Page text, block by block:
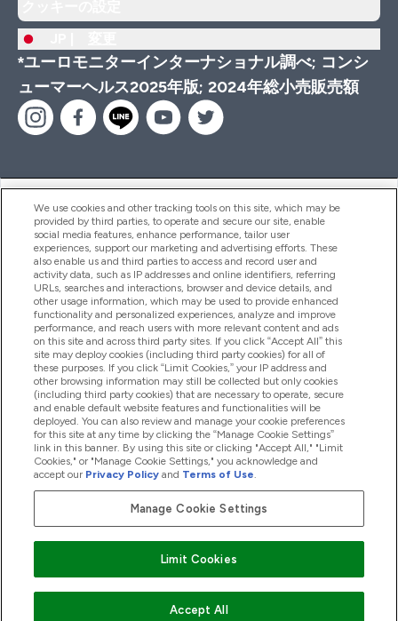
*ユーロモニターインターナショナル調べ; コンシ
ューマーヘルス2025年版; 2024年総小売販売額
ヘルプ＆ガイド
商品について
会社概要
特典＆ポイント
2026 The Hut.com Ltd
Pay with
We use cookies and other tracking tools on this site, which may be
provided by third parties, to operate and secure our site, enable
social media features, enhance performance, tailor user
experiences, support our marketing and advertising efforts. These
also enable us and third parties to access and record user and
activity data, such as IP addresses and online identifiers, referring
URLs, searches and interactions, browser and device details, and
other usage information, which may be used to provide enhanced
functionality and personalized experiences, analyze and improve
performance, and reach users with more relevant content and ads
on this site and across third party sites. If you click “Accept All” this
site may deploy cookies (including third party cookies) for all of
these purposes. If you click “Limit Cookies,” your IP address and
other browsing information may still be collected but only cookies
(including third party cookies) that are necessary to operate, secure
and enable default website features and functionalities will be
deployed. You can also review and manage your cookie preferences
for this site at any time by clicking the “Manage Cookie Settings”
link in this banner. By using this site or clicking "Accept All," "Limit
Cookies," or "Manage Cookie Settings," you acknowledge and
accept our Privacy Policy and Terms of Use.
Manage Cookie Settings
Limit Cookies
Accept All